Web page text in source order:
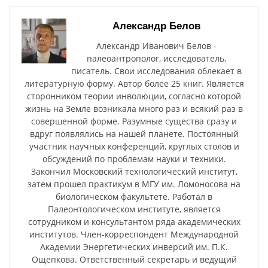
Александр Белов
Александр Иванович Белов -
палеоантрополог, исследователь,
писатель. Свои исследования облекает в
литературную форму. Автор более 25 книг. Является
сторонником теории инволюции, согласно которой
жизнь на Земле возникала много раз и всякий раз в
совершенной форме. Разумные существа сразу и
вдруг появлялись на нашей планете. Постоянный
участник научных конференций, круглых столов и
обсуждений по проблемам науки и техники.
Закончил Московский технологический институт,
затем прошел практикум в МГУ им. Ломоносова на
биологическом факультете. Работал в
Палеонтологическом институте, является
сотрудником и консультантом ряда академических
институтов. Член-корреспондент Международной
Академии Энергетических инверсий им. П.К.
Ощепкова. Ответственный секретарь и ведущий